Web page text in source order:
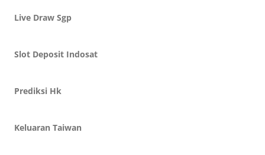
Live Draw Sgp
Slot Deposit Indosat
Prediksi Hk
Keluaran Taiwan